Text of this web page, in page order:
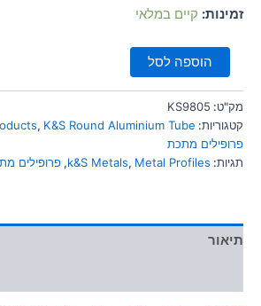
font_download סמן קישורים
כל
זמינות: קיים במלאי
הוספה לסל
מק"ט: KS9805
קטגוריות:
, K&S Round Aluminium Tube
פרופילים מתכת
תגיות:
k&S Metals, Metal Profiles
, פרופילים
תיאור